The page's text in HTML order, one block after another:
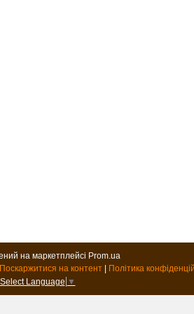
на маркетплейсі Prom.ua
Поскаржитися на контент
Політика
Select Language ▼